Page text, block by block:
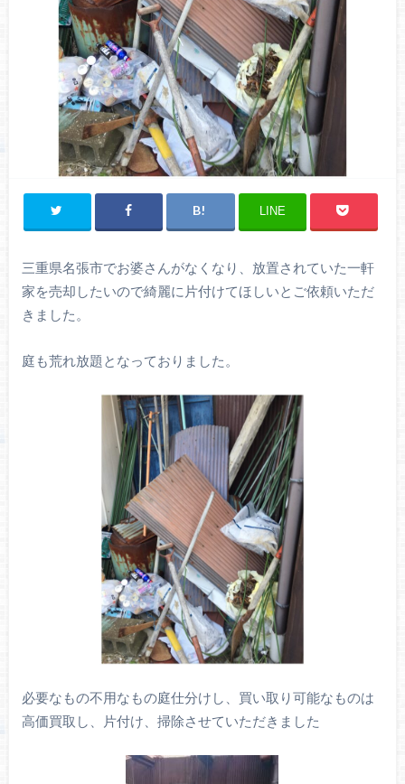
LINE
三重県名張市でお婆さんがなくなり、放置されていた一軒
家を売却したいので綺麗に片付けてほしいとご依頼いただ
きました。
庭も荒れ放題となっておりました。
必要なもの不用なもの庭仕分けし、買い取り可能なものは
高価買取し、片付け、掃除させていただきました